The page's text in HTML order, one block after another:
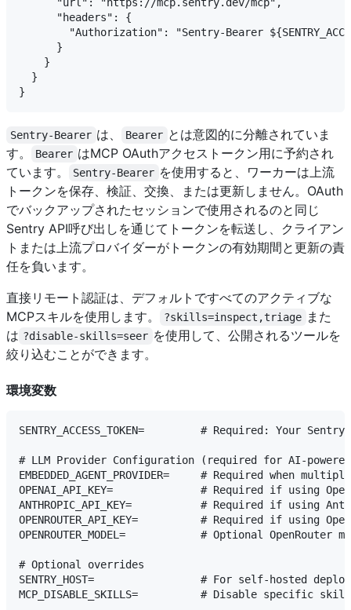
      "headers": {
"Authorization": "Sentry-Bearer
      }
    }
  }
Sentry-Bearer は、 Bearer とは意図的に分離されていま
す。
Bearer はMCP OAuthアクセストークン用に予約され
ています。
Sentry-Bearer を使用すると、ワーカーは上流
トークンを保存、検証、交換、または更新しません。OAuth
でバックアップされたセッションで使用されるのと同じ
Sentry API呼び出しを通じてトークンを転送し、クライアン
トまたは上流プロバイダーがトークンの有効期間と更新の責
任を負います。
直接リモート認証は、デフォルトですべてのアクティブな
MCPスキルを使用します。
?skills=inspect,triage また
は ?disable-skills=seer を使用して、公開されるツールを
絞り込むことができます。
環境変数
SENTRY_ACCESS_TOKEN=         # Required: Your
# LLM Provider Configuration (required for AI-
EMBEDDED_AGENT_PROVIDER=     # Required
OPENAI_API_KEY=              # Required if using
ANTHROPIC_API_KEY=           # Required if using
OPENROUTER_API_KEY=          # Required if using
OPENROUTER_MODEL=            # Optional
# Optional overrides
SENTRY_HOST=                 # For self-hosted